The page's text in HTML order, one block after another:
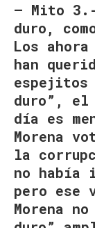
– Mito
duro,
Los
han
espejitos
duro”, el
día es
Morena
la
no había
pero ese
Morena